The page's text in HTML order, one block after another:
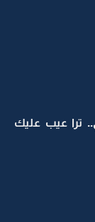
ترا عيب عليك